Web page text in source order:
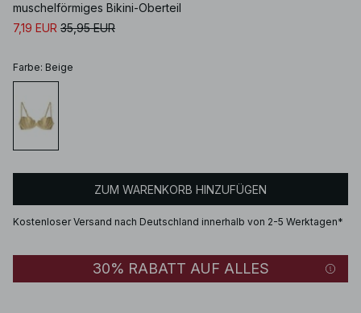
muschelförmiges Bikini-Oberteil
7,19 EUR 35,95 EUR
Farbe: Beige
ZUM WARENKORB HINZUFÜGEN
Kostenloser Versand nach Deutschland innerhalb von 2-5 Werktagen*
30% RABATT AUF ALLES